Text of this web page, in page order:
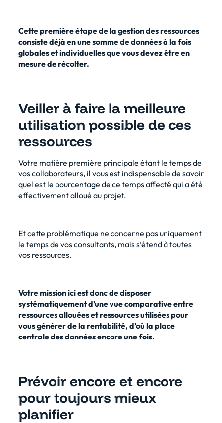
Cette première étape de la gestion des ressources
consiste déjà en une somme de données à la fois
globales et individuelles que vous devez être en
mesure de récolter.
Veiller à faire la meilleure
utilisation possible de ces
ressources
Votre matière première principale étant le temps de
vos collaborateurs, il vous est indispensable de savoir
quel est le pourcentage de ce temps affecté qui a été
effectivement alloué au projet.
Et cette problématique ne concerne pas uniquement
le temps de vos consultants, mais s’étend à toutes
vos ressources.
Votre mission ici est donc de disposer
systématiquement d’une vue comparative entre
ressources allouées et ressources utilisées pour
vous générer de la rentabilité, d’où la place
centrale des données encore une fois.
Prévoir encore et encore
pour toujours mieux
planifier